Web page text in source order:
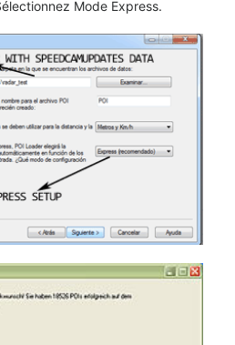
Mode Express.